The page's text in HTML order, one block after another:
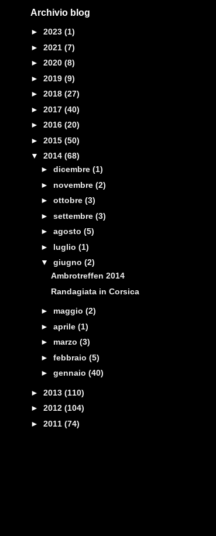
Archivio blog
► 2023 (1)
► 2021 (7)
► 2020 (8)
► 2019 (9)
► 2018 (27)
► 2017 (40)
► 2016 (20)
► 2015 (50)
▼ 2014 (68)
► dicembre (1)
► novembre (2)
► ottobre (3)
► settembre (3)
► agosto (5)
► luglio (1)
▼ giugno (2)
Ambrotreffen 2014
Randagiata in Corsica
► maggio (2)
► aprile (1)
► marzo (3)
► febbraio (5)
► gennaio (40)
► 2013 (110)
► 2012 (104)
► 2011 (74)